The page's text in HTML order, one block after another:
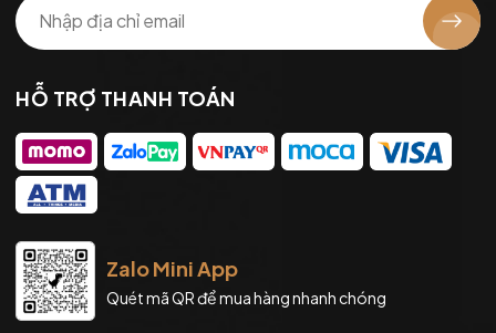
HỖ TRỢ THANH TOÁN
Zalo Mini App
Quét mã QR để mua hàng nhanh chóng